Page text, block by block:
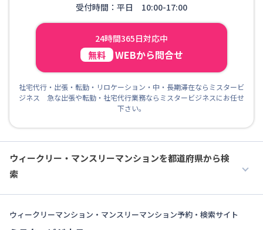
受付時間：平日 10:00-17:00
24時間365日対応中
無料 WEBから問合せ
社宅代行・出張・転勤・リロケーション・中・長期滞在ならミスタービ
ジネス 急な出張や転勤・社宅代行業務ならミスタービジネスにお任せ
下さい。
ウィークリー・マンスリーマンションを都道府県から検
索
ウィークリーマンション・マンスリーマンション予約・検索サイト